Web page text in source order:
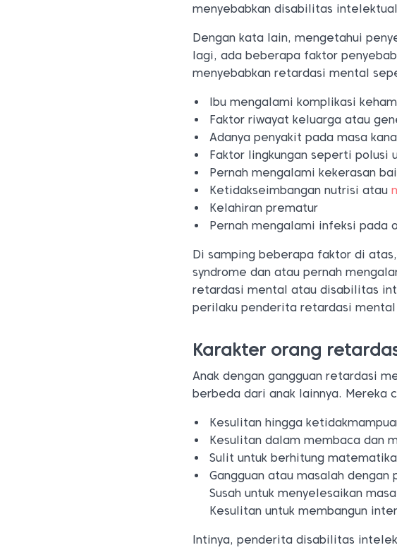
menyebabkan disabilitas
Dengan kata lain, mengetahui
lagi, ada beberapa faktor
menyebabkan retardasi mental
Ibu mengalami komplikasi
Faktor riwayat keluarga atau
Adanya penyakit pada masa
Faktor lingkungan seperti polusi
Pernah mengalami kekerasan
Ketidakseimbangan nutrisi atau
Kelahiran prematur
Pernah mengalami infeksi pada
Di samping beberapa faktor di
syndrome dan atau pernah
retardasi mental atau disabilitas
perilaku penderita retardasi
Karakter orang
Anak dengan gangguan retardasi
berbeda dari anak lainnya.
Kesulitan hingga
Kesulitan dalam membaca dan
Sulit untuk berhitung matematika
Gangguan atau masalah dengan
Susah untuk menyelesaikan
Kesulitan untuk membangun
Intinya, penderita disabilitas